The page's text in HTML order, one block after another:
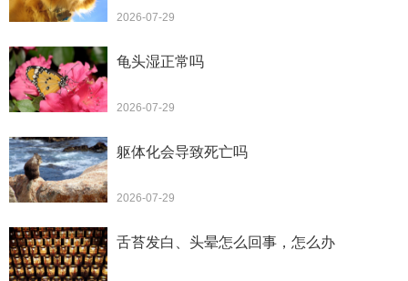
2026-07-29
龟头湿正常吗
2026-07-29
躯体化会导致死亡吗
2026-07-29
舌苔发白、头晕怎么回事，怎么办